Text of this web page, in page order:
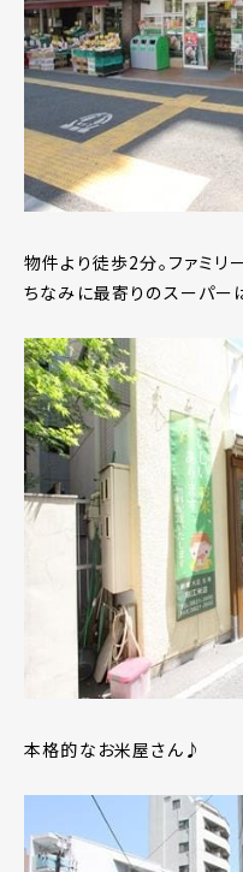
物件より徒歩2分。ファミリ
ちなみに最寄りのスーパーは
本格的なお米屋さん♪